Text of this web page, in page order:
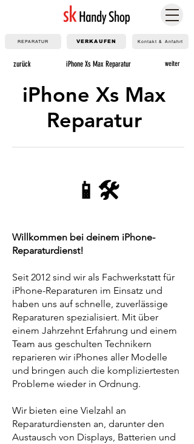
VERKAUFEN
REPARATUR Kontakt & Anfahrt
zurück iPhone Xs Max Reparatur weiter
iPhone Xs Max
Reparatur
📱🛠️
Willkommen bei deinem iPhone-
Reparaturdienst!
Seit 2012 sind wir als Fachwerkstatt für
iPhone-Reparaturen im Einsatz und
haben uns auf schnelle, zuverlässige
Reparaturen spezialisiert. Mit über
einem Jahrzehnt Erfahrung und einem
Team aus geschulten Technikern
reparieren wir iPhones aller Modelle
und bringen auch die kompliziertesten
Probleme wieder in Ordnung.
Wir bieten eine Vielzahl an
Reparaturdiensten an, darunter den
Austausch von Displays, Batterien und